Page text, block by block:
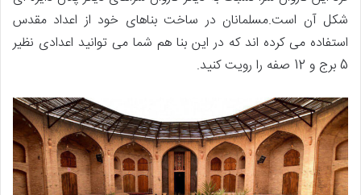
شکل آن است.مسلمانان در ساخت بناهای خود از اعداد مقدس
استفاده می کرده اند که در این بنا هم شما می توانید اعدادی نظیر
5 برج و 12 صفه را رویت کنید.